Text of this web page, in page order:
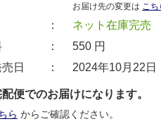
お届け先の変更は こち
況 ：
ネット在庫完売
料 ：
550 円
売日 ：
2024年10月22日
便でのお届けになります。
ら からご確認ください。